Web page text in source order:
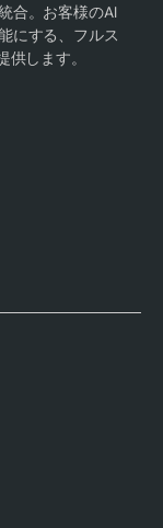
合。お客様のAI
にする、フルス
します。